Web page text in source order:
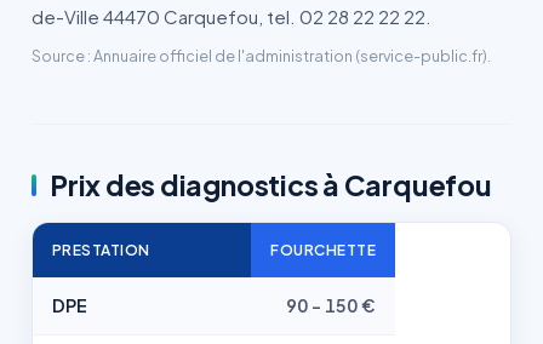
de-Ville 44470 Carquefou, tel. 02 28 22 22 22.
Source : Annuaire officiel de l'administration (service-public.fr).
Prix des diagnostics à Carquefou
PRESTATION FOURCHETTE
DPE 90 - 150 €